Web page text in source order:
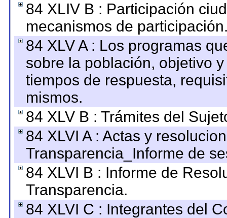
84 XLIV B : Participación
mecanismos de
84 XLV A : Los programas
sobre la población, objetivo
tiempos de respuesta,
mismos.
84 XLV B : Trámites del
84 XLVI A : Actas y
Transparencia_Informe de
84 XLVI B : Informe de
Transparencia.
84 XLVI C : Integrantes del